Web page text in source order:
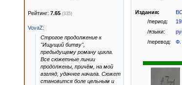
Издания:
/период:
/языки:
/перевод: Ф.
Рейтинг: 7.65 (335)
VovaZ:
Строгое продолжение к
"Ищущий битву",
предыдущему роману цикла.
Все сюжетные линии
продолжены, причём, на мой
взгляд, удачнее начала. Сюжет
становится боле цельным и